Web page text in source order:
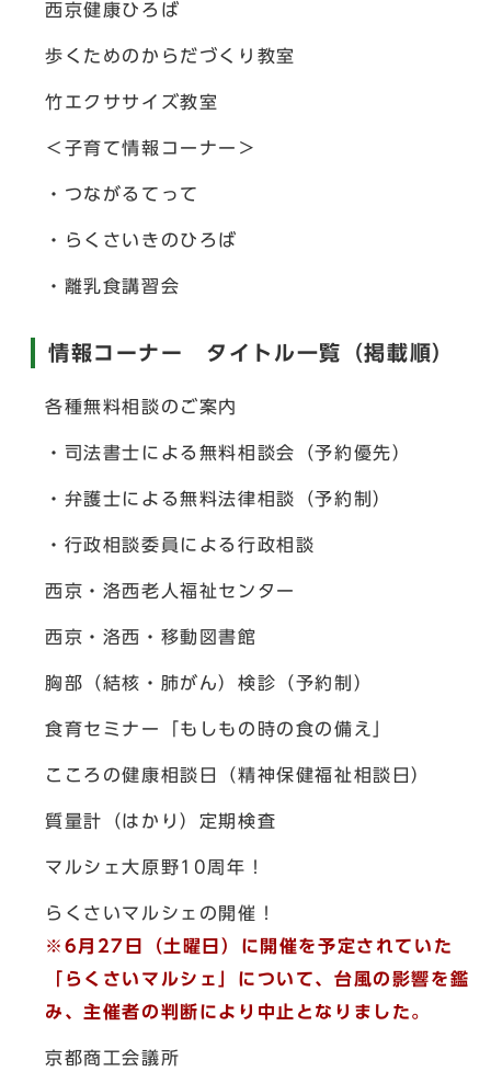
西京健康ひろば
歩くためのからだづくり教室
竹エクササイズ教室
＜子育て情報コーナー＞
・つながるてって
・らくさいきのひろば
・離乳食講習会
情報コーナー タイトル一覧（掲載順）
各種無料相談のご案内
・司法書士による無料相談会（予約優先）
・弁護士による無料法律相談（予約制）
・行政相談委員による行政相談
西京・洛西老人福祉センター
西京・洛西・移動図書館
胸部（結核・肺がん）検診（予約制）
食育セミナー「もしもの時の食の備え」
こころの健康相談日（精神保健福祉相談日）
質量計（はかり）定期検査
マルシェ大原野10周年！
らくさいマルシェの開催！
※6月27日（土曜日）に開催を予定されていた
「らくさいマルシェ」について、台風の影響を鑑
み、主催者の判断により中止となりました。
京都商工会議所